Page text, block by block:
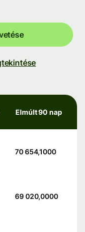
Elmúlt 90 nap
70 654,1000
69 020,0000